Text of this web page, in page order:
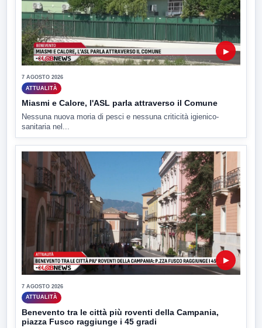
▶
7 AGOSTO 2026
ATTUALITÀ
Miasmi e Calore, l'ASL parla attraverso il Comune
Nessuna nuova moria di pesci e nessuna criticità igienico-
sanitaria nel...
▶
7 AGOSTO 2026
ATTUALITÀ
Benevento tra le città più roventi della Campania,
piazza Fusco raggiunge i 45 gradi